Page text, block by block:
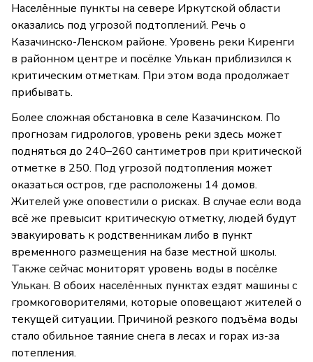
Населённые пункты на севере Иркутской области
оказались под угрозой подтоплений. Речь о
Казачинско-Ленском районе. Уровень реки Киренги
в районном центре и посёлке Улькан приблизился к
критическим отметкам. При этом вода продолжает
прибывать.
Более сложная обстановка в селе Казачинском. По
прогнозам гидрологов, уровень реки здесь может
подняться до 240–260 сантиметров при критической
отметке в 250. Под угрозой подтопления может
оказаться остров, где расположены 14 домов.
Жителей уже оповестили о рисках. В случае если вода
всё же превысит критическую отметку, людей будут
эвакуировать к родственникам либо в пункт
временного размещения на базе местной школы.
Также сейчас мониторят уровень воды в посёлке
Улькан. В обоих населённых пунктах ездят машины с
громкоговорителями, которые оповещают жителей о
текущей ситуации. Причиной резкого подъёма воды
стало обильное таяние снега в лесах и горах из-за
потепления.